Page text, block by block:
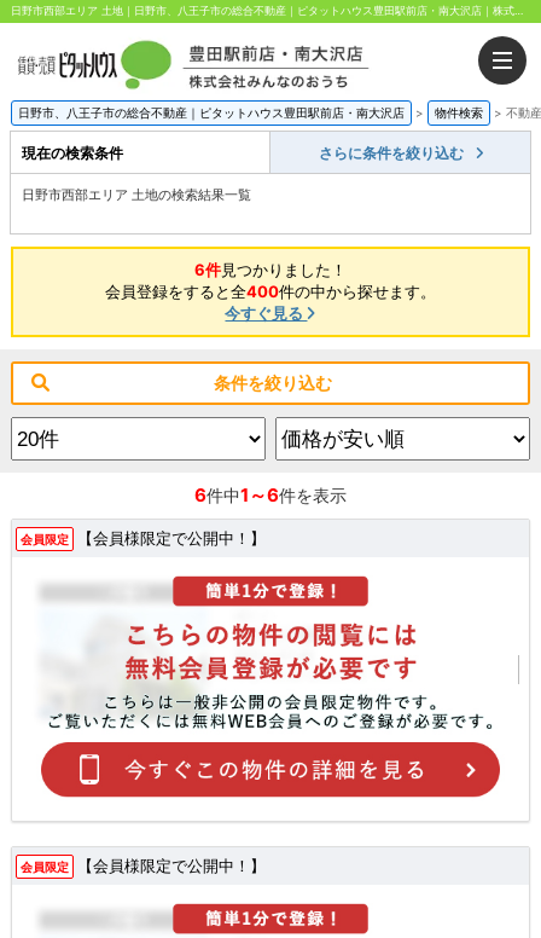
日野市西部エリア 土地｜日野市、八王子市の総合不動産｜ピタットハウス豊田駅前店・南大沢店｜株式会社みんなのおうち
日野市、八王子市の総合不動産｜ピタットハウス豊田駅前店・南大沢店 > 物件検索 > 不動
現在の検索条件 さらに条件を絞り込む
日野市西部エリア 土地の検索結果一覧
6件見つかりました！
会員登録をすると全400件の中から探せます。
今すぐ見る
条件を絞り込む
6件中1～6件を表示
会員限定 【会員様限定で公開中！】
会員限定 【会員様限定で公開中！】